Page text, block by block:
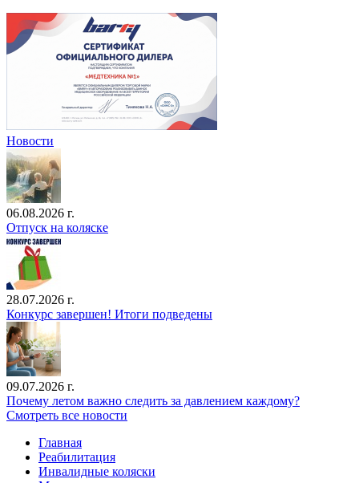
Новости
06.08.2026 г.
Отпуск на коляске
28.07.2026 г.
Конкурс завершен! Итоги подведены
09.07.2026 г.
Почему летом важно следить за давлением каждому?
Смотреть все новости
Главная
Реабилитация
Инвалидные коляски